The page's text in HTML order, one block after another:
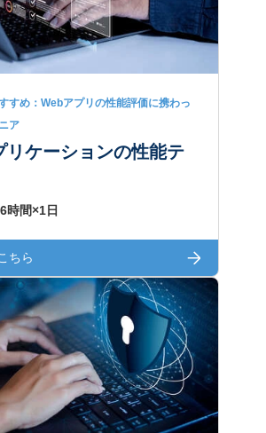
すめ：Webアプリの性能評価に携わっ
ア
リケーションの性能テ
6時間×1日
ちら